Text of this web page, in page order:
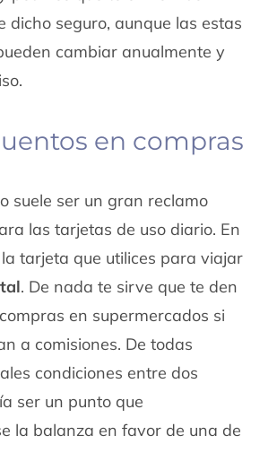
dicho seguro, aunque las estas
cambiar anualmente y
en compras
suele ser un gran reclamo
las tarjetas de uso diario. En
tarjeta que utilices para viajar
. De nada te sirve que te den
en supermercados si
a comisiones. De todas
condiciones entre dos
ser un punto que
la balanza en favor de una de